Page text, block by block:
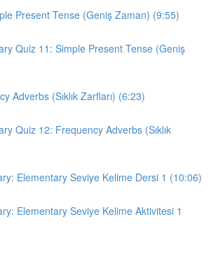
Present Tense (Geniş Zaman) (9:55)
Quiz 11: Simple Present Tense (Geniş
Adverbs (Sıklık Zarfları) (6:23)
Quiz 12: Frequency Adverbs (Sıklık
Elementary Seviye Kelime Dersi 1 (10:06)
Elementary Seviye Kelime Aktivitesi 1